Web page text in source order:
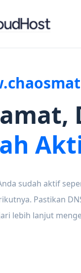
sudah aktif
Pastikan
lebih lanjut